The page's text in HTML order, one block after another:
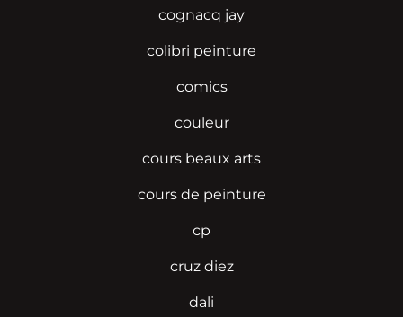
cognacq jay
colibri peinture
comics
couleur
cours beaux arts
cours de peinture
cp
cruz diez
dali